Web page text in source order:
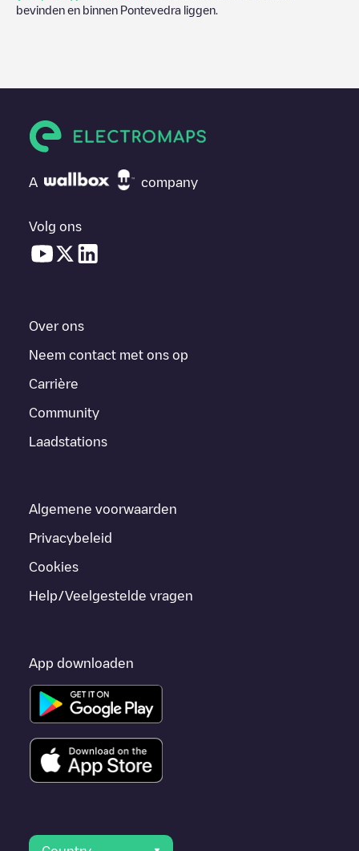
bevinden en binnen Pontevedra liggen.
A company
Volg ons
Over ons
Neem contact met ons op
Carrière
Community
Laadstations
Algemene voorwaarden
Privacybeleid
Cookies
Help/Veelgestelde vragen
App downloaden